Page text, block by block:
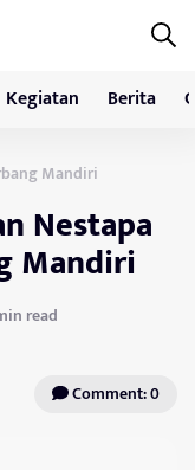
Kegiatan Berita
Mandiri
Nestapa
Mandiri
read
Comment: 0